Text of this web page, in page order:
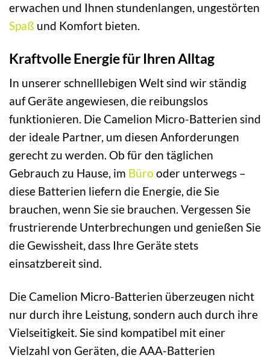
erwachen und Ihnen stundenlangen, ungestörten
Spaß und Komfort bieten.
Kraftvolle Energie für Ihren Alltag
In unserer schnelllebigen Welt sind wir ständig
auf Geräte angewiesen, die reibungslos
funktionieren. Die Camelion Micro-Batterien sind
der ideale Partner, um diesen Anforderungen
gerecht zu werden. Ob für den täglichen
Gebrauch zu Hause, im Büro oder unterwegs –
diese Batterien liefern die Energie, die Sie
brauchen, wenn Sie sie brauchen. Vergessen Sie
frustrierende Unterbrechungen und genießen Sie
die Gewissheit, dass Ihre Geräte stets
einsatzbereit sind.
Die Camelion Micro-Batterien überzeugen nicht
nur durch ihre Leistung, sondern auch durch ihre
Vielseitigkeit. Sie sind kompatibel mit einer
Vielzahl von Geräten, die AAA-Batterien